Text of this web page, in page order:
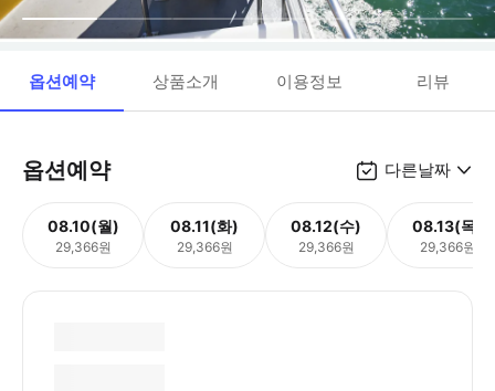
옵션예약 상품소개 이용정보 리뷰
옵션예약 다른날짜
08.10(월)
29,366원
08.11(화)
29,366원
08.12(수)
29,366원
08.13(목)
29,366원